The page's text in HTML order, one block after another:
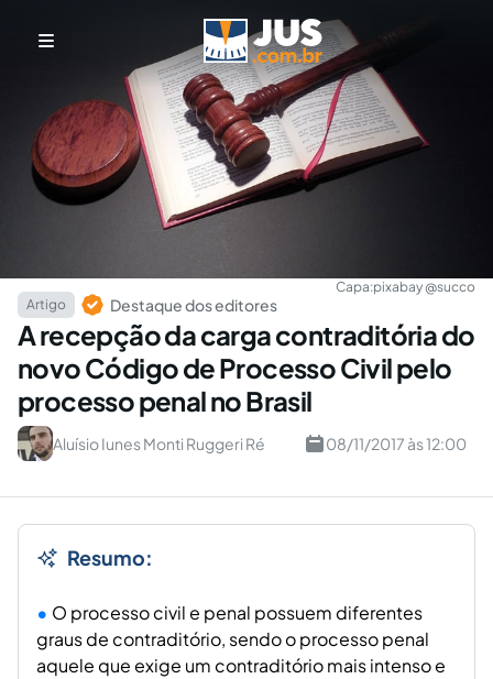
Capa:pixabay @succo
Artigo
Destaque dos editores
A recepção da carga contraditória do
novo Código de Processo Civil pelo
processo penal no Brasil
Aluí­sio Iunes Monti Ruggeri Ré 08/11/2017 às 12:00
Resumo:
O processo civil e penal possuem diferentes
graus de contraditório, sendo o processo penal
aquele que exige um contraditório mais intenso e